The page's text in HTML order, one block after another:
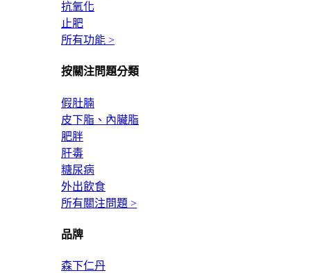
抗氧化
止肥
所有功能 >
按關注問題分類
假肚腩
皮下脂、內臟脂
肥胖
肝毒
糖尿病
外出飲食
所有關注問題 >
品牌
森下仁丹